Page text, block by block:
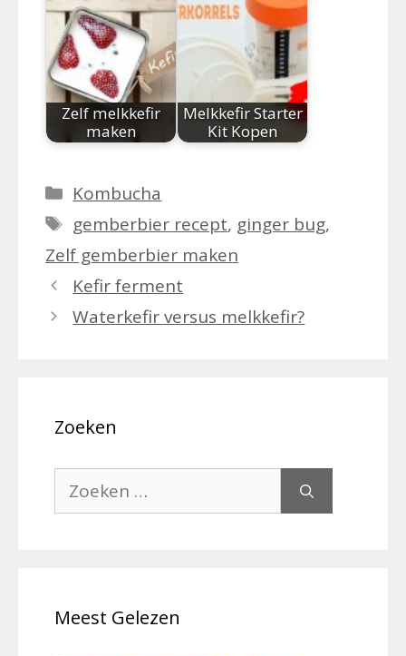
Zelf melkkefir
maken
Melkkefir Starter
Kit Kopen
Categorieën
Kombucha
Tags
gemberbier recept, ginger bug,
Zelf gemberbier maken
Kefir ferment
Waterkefir versus melkkefir?
Zoeken
Zoek
naar:
Meest Gelezen